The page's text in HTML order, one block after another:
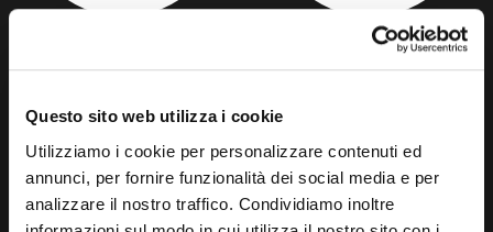
Questo sito web utilizza i cookie
Utilizziamo i cookie per personalizzare contenuti ed
annunci, per fornire funzionalità dei social media e per
analizzare il nostro traffico. Condividiamo inoltre
MATE INFUSION